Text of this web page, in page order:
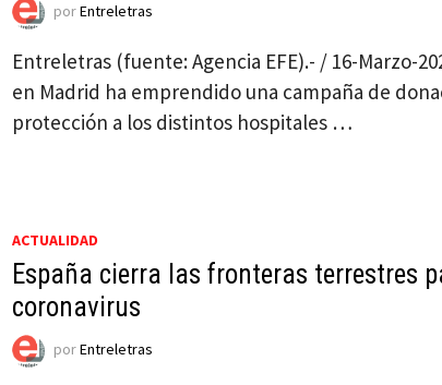
porEntreletras
Entreletras (fuente: Agencia EFE).- / 16-Marzo-
en Madrid ha emprendido una campaña de
protección a los distintos hospitales …
ACTUALIDAD
España cierra las fronteras terrestres
coronavirus
porEntreletras